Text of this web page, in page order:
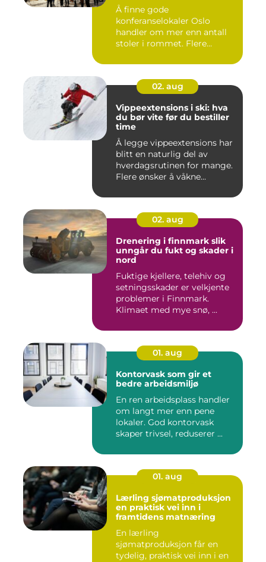
Å finne gode
konferanselokaler Oslo
handler om mer enn antall
stoler i rommet. Flere
02. aug
Vippeextensions i ski: hva
du bør vite før du bestiller
time
Å legge vippeextensions har
blitt en naturlig del av
hverdagsrutinen for mange.
Flere ønsker å våkne...
02. aug
Drenering i finnmark slik
unngår du fukt og skader i
nord
Fuktige kjellere, telehiv og
setningsskader er velkjente
problemer i Finnmark.
Klimaet med mye snø, ...
01. aug
Kontorvask som gir et
bedre arbeidsmiljø
En ren arbeidsplass handler
om langt mer enn pene
lokaler. God kontorvask
skaper trivsel, reduserer ...
01. aug
Lærling sjømatproduksjon
en praktisk vei inn i
framtidens matnæring
En lærling
sjømatproduksjon får en
tydelig, praktisk vei inn i en